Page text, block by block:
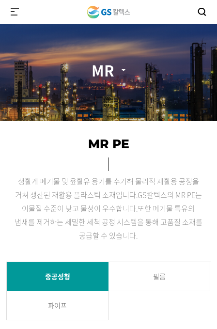
MR
MR PE
생활계 폐기물 및 윤활유 용기를 수거해 물리적 재활용 공정을
거쳐 생산된 재활용 플라스틱 소재입니다.GS칼텍스의 MR PE는
이물질 수준이 낮고 물성이 우수합니다.또한 폐기물 특유의
냄새를 제거하는 세밀한 세척 공정 시스템을 통해 고품질 소재를
공급할 수 있습니다.
중공성형 필름
파이프